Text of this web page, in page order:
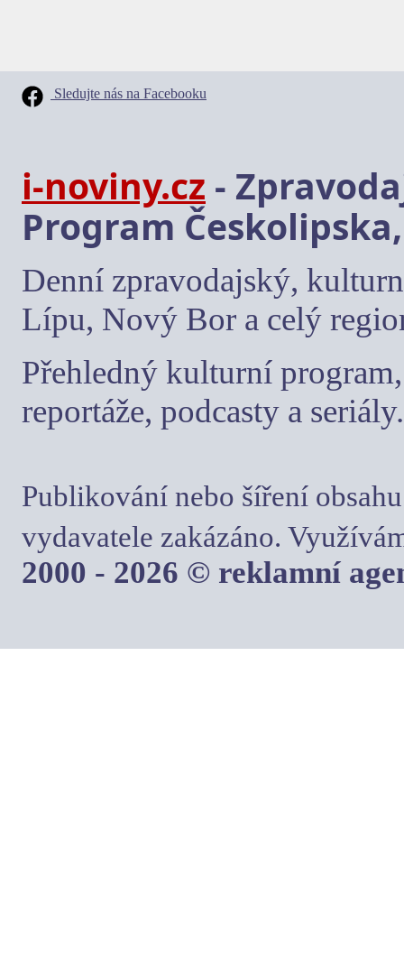
Sledujte nás na Facebooku
i-noviny.cz -
Program
Denní zpravodajský,
Lípu, Nový Bor a celý
Přehledný kulturní
reportáže, podcasty a seriály.
Publikování nebo šíření
vydavatele zakázáno.
2000 - 2026 © reklamní